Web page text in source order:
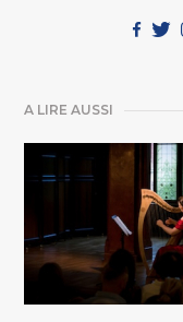
A LIRE AUSSI